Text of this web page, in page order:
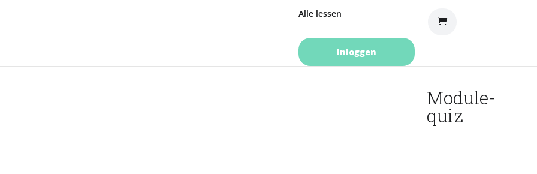
gekregen hebt. Hiermee kan jij
Alle lessen
Inloggen
Module-
quiz